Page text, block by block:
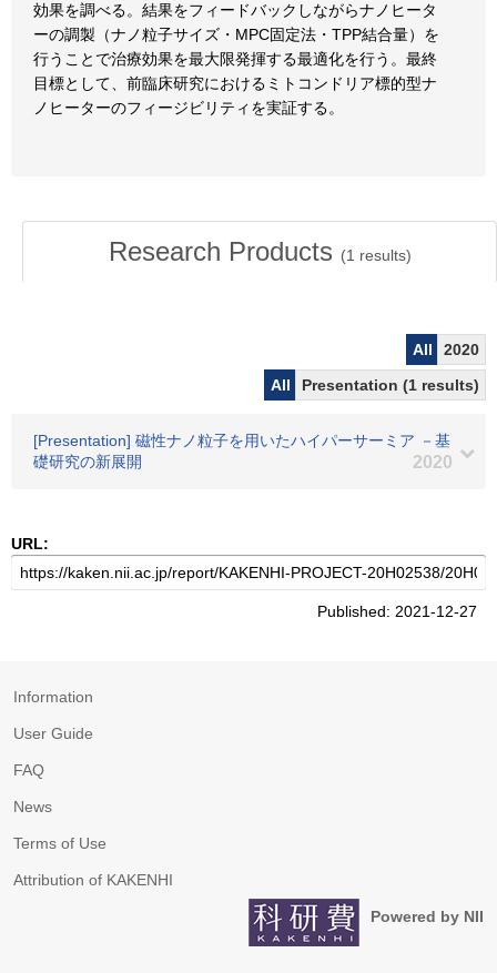
効果を調べる。結果をフィードバックしながらナノヒータ
ーの調製（ナノ粒子サイズ・MPC固定法・TPP結合量）を
行うことで治療効果を最大限発揮する最適化を行う。最終
目標として、前臨床研究におけるミトコンドリア標的型ナ
ノヒーターのフィージビリティを実証する。
Research Products (1 results)
All
2020
All
Presentation (1 results)
[Presentation] 磁性ナノ粒子を用いたハイパーサーミア －基
礎研究の新展開
2020
URL:
Published: 2021-12-27
Information
User Guide
FAQ
News
Terms of Use
Attribution of KAKENHI
Powered by NII